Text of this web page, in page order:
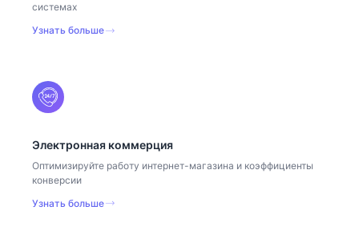
системах
Узнать больше
Электронная коммерция
Оптимизируйте работу интернет-магазина и коэффициенты
конверсии
Узнать больше